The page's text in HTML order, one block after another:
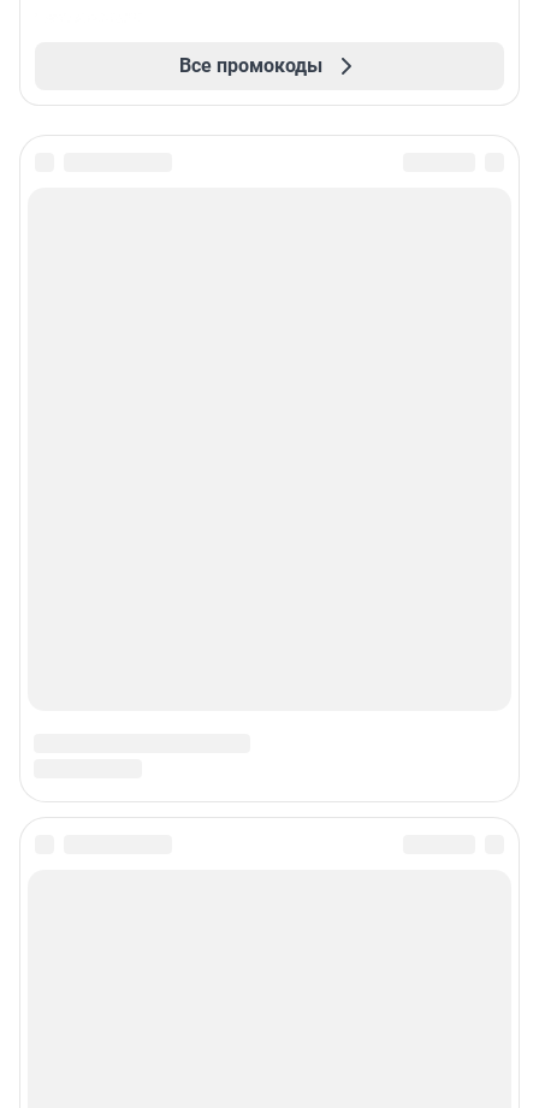
Все промокоды